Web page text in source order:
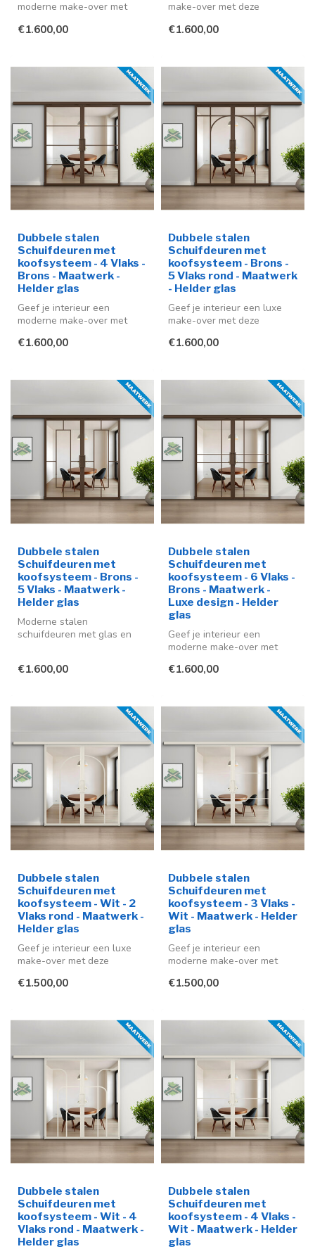
moderne make-over met
schuifdeur me...
€1.600,00
make-over met deze
in ...
€1.600,00
Dubbele stalen
Schuifdeuren met
koofsysteem - 4 Vlaks -
Brons - Maatwerk -
Helder glas
Geef je interieur een
moderne make-over met
schuifdeur me...
€1.600,00
Dubbele stalen
Schuifdeuren met
koofsysteem - Brons -
5 Vlaks rond - Maatwerk
- Helder glas
Geef je interieur een luxe
make-over met deze
in ...
€1.600,00
Dubbele stalen
Schuifdeuren met
koofsysteem - Brons -
5 Vlaks - Maatwerk -
Helder glas
Moderne stalen
schuifdeuren met glas en
€1.600,00
Dubbele stalen
Schuifdeuren met
koofsysteem - 6 Vlaks -
Brons - Maatwerk -
Luxe design - Helder
glas
Geef je interieur een
moderne make-over met
schuifdeur me...
€1.600,00
Dubbele stalen
Schuifdeuren met
koofsysteem - Wit - 2
Vlaks rond - Maatwerk -
Helder glas
Geef je interieur een luxe
make-over met deze
in ...
€1.500,00
Dubbele stalen
Schuifdeuren met
koofsysteem - 3 Vlaks -
Wit - Maatwerk - Helder
glas
Geef je interieur een
moderne make-over met
schuifdeur me...
€1.500,00
Dubbele stalen
Schuifdeuren met
koofsysteem - Wit - 4
Vlaks rond - Maatwerk -
Helder glas
Dubbele stalen
Schuifdeuren met
koofsysteem - 4 Vlaks -
Wit - Maatwerk - Helder
glas